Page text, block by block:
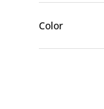
Color